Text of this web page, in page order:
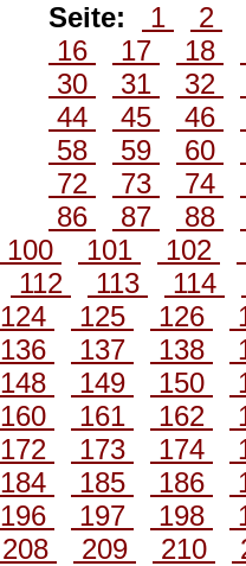
Seite: 1 2
16
17 18
30
31 32
44
45 46
58
59 60
72
73 74
86
87 88
100
101 102
112
113 114
124
125 126
136
137 138
148
149 150
160
161 162
172
173 174
184
185 186
196
197 198
208
209 210